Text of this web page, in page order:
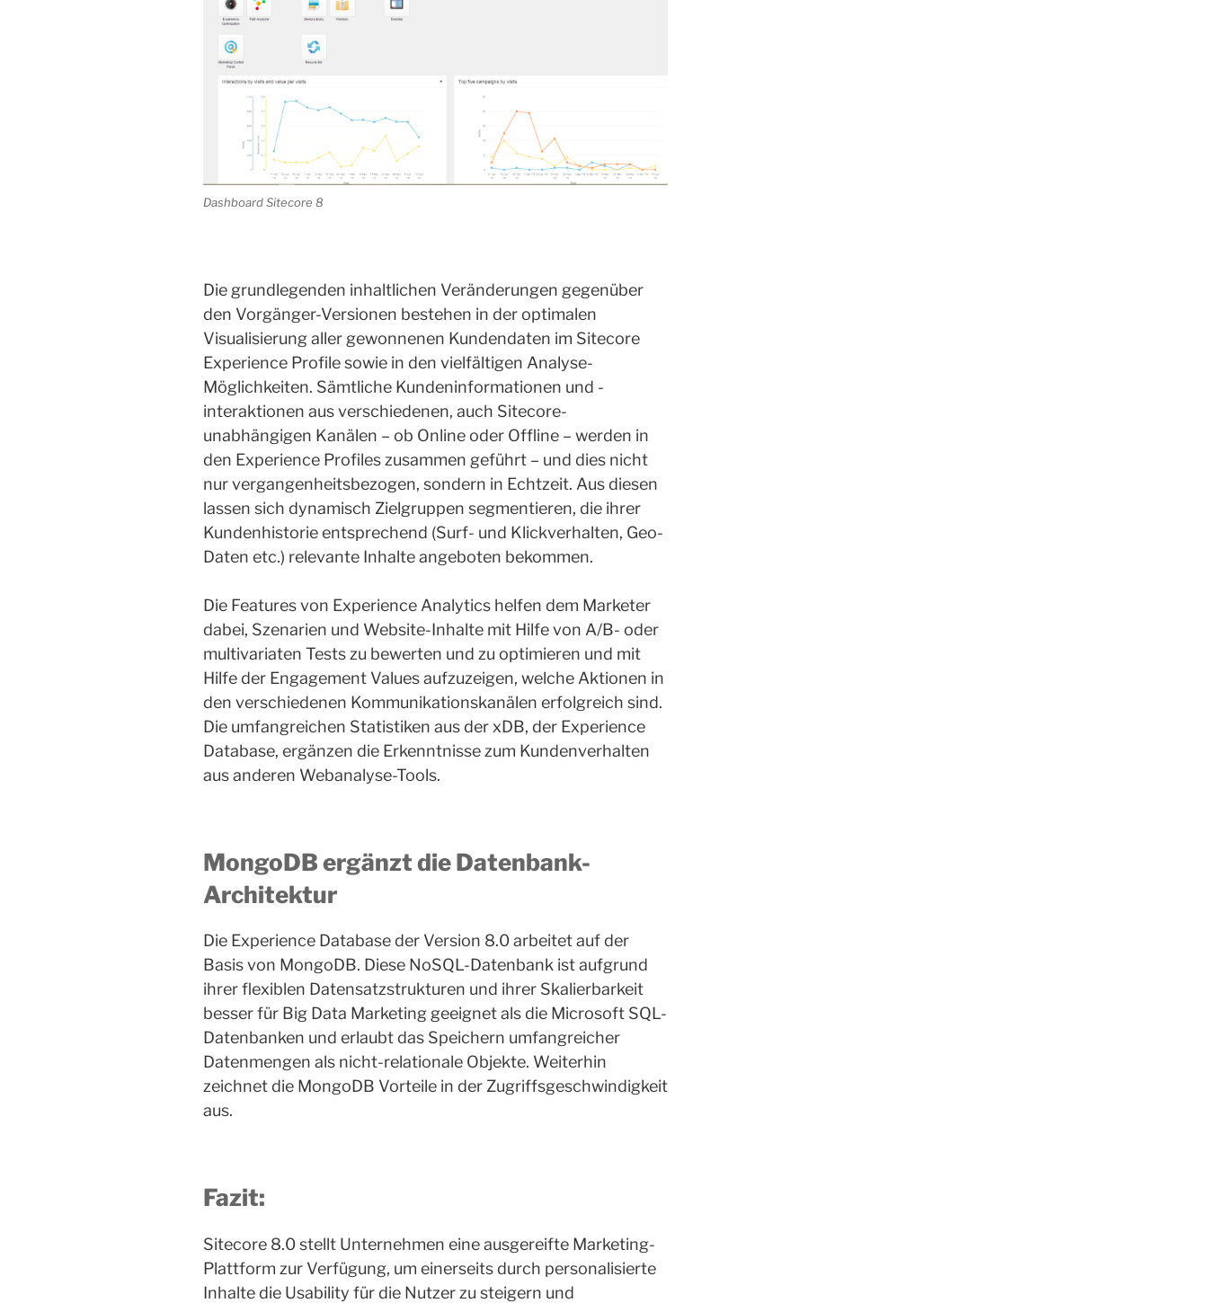
Dashboard Sitecore 8
Die grundlegenden inhaltlichen Veränderungen gegenüber
den Vorgänger-Versionen bestehen in der optimalen
Visualisierung aller gewonnenen Kundendaten im Sitecore
Experience Profile sowie in den vielfältigen Analyse-
Möglichkeiten. Sämtliche Kundeninformationen und -
interaktionen aus verschiedenen, auch Sitecore-
unabhängigen Kanälen – ob Online oder Offline – werden in
den Experience Profiles zusammen geführt – und dies nicht
nur vergangenheitsbezogen, sondern in Echtzeit. Aus diesen
lassen sich dynamisch Zielgruppen segmentieren, die ihrer
Kundenhistorie entsprechend (Surf- und Klickverhalten, Geo-
Daten etc.) relevante Inhalte angeboten bekommen.
Die Features von Experience Analytics helfen dem Marketer
dabei, Szenarien und Website-Inhalte mit Hilfe von A/B- oder
multivariaten Tests zu bewerten und zu optimieren und mit
Hilfe der Engagement Values aufzuzeigen, welche Aktionen in
den verschiedenen Kommunikationskanälen erfolgreich sind.
Die umfangreichen Statistiken aus der xDB, der Experience
Database, ergänzen die Erkenntnisse zum Kundenverhalten
aus anderen Webanalyse-Tools.
MongoDB ergänzt die Datenbank-
Architektur
Die Experience Database der Version 8.0 arbeitet auf der
Basis von MongoDB. Diese NoSQL-Datenbank ist aufgrund
ihrer flexiblen Datensatzstrukturen und ihrer Skalierbarkeit
besser für Big Data Marketing geeignet als die Microsoft SQL-
Datenbanken und erlaubt das Speichern umfangreicher
Datenmengen als nicht-relationale Objekte. Weiterhin
zeichnet die MongoDB Vorteile in der Zugriffsgeschwindigkeit
aus.
Fazit:
Sitecore 8.0 stellt Unternehmen eine ausgereifte Marketing-
Plattform zur Verfügung, um einerseits durch personalisierte
Inhalte die Usability für die Nutzer zu steigern und